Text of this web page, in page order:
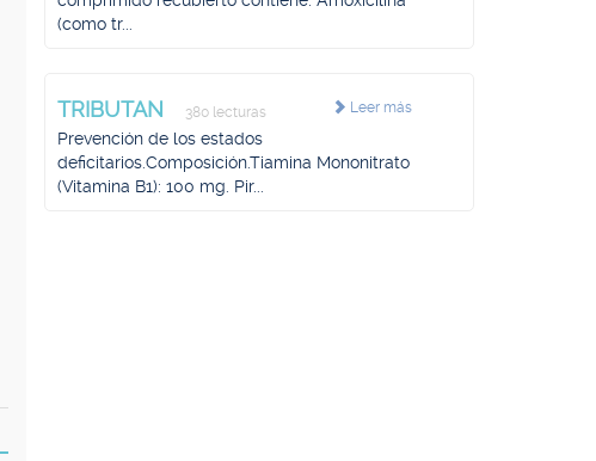
(como tr...
Leer más
TRIBUTAN 380 lecturas
Prevención de los estados
deficitarios.Composición.Tiamina Mononitrato
(Vitamina B1): 100 mg. Pir...